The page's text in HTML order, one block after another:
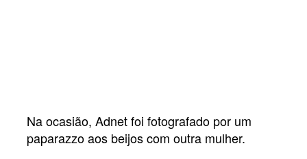
Na ocasião, Adnet foi fotografado por um
paparazzo aos beijos com outra mulher.